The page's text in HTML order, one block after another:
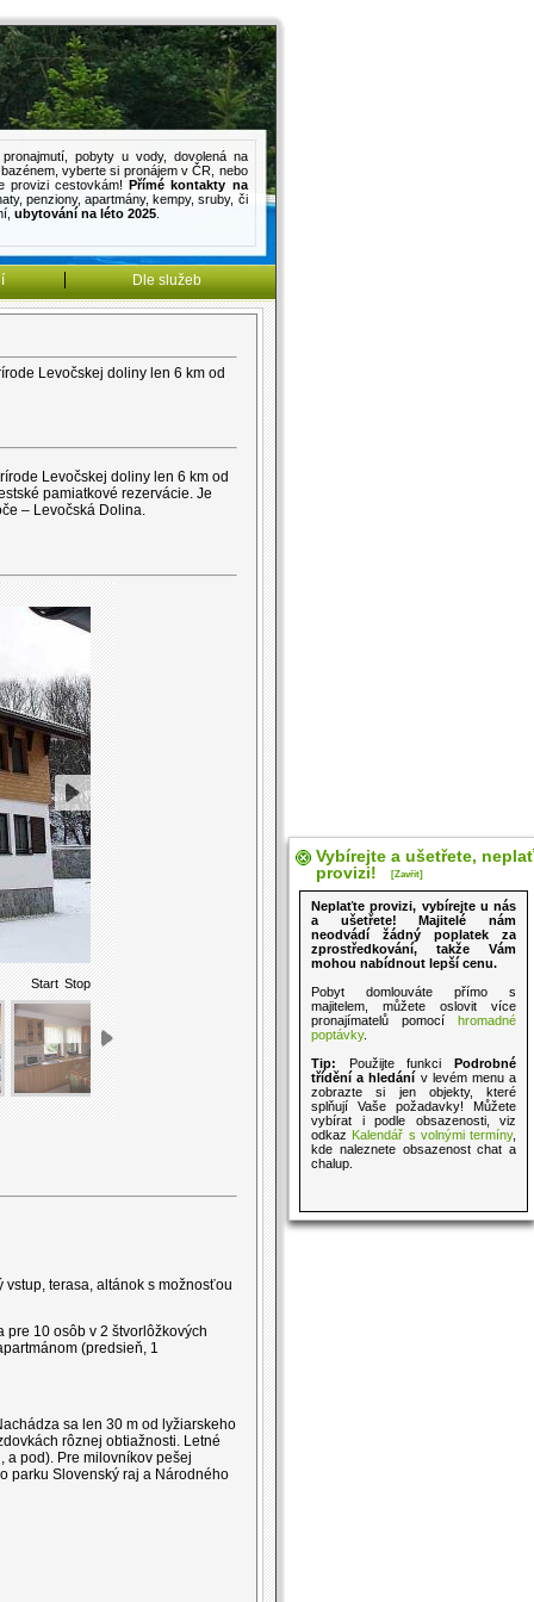
, pobyty u vody, dovolená na
, vyberte si pronájem v ČR, nebo
provizi cestovkám!Přímé kontakty na
, penziony,apartmány,kempy,sruby, či
, ubytování na léto 2025.
Dle služeb
Levočskej doliny len 6 km od
Levočskej doliny len 6 km od
pamiatkové rezervácie. Je
– Levočská Dolina.
Start Stop
vstup, terasa, altánok s možnosťou
10 osôb v 2 štvorlôžkových
(predsieň, 1
sa len 30 m od lyžiarskeho
rôznej obtiažnosti. Letné
a pod). Pre milovníkov pešej
parku Slovenský raj a Národného
Vybírejte a ušetřete,
provizi!
[Zavřít]
Neplaťte provizi, vybírejte u nás
a ušetřete! Majitelé nám
neodvádí žádný poplatek za
zprostředkování, takže Vám
mohou nabídnout lepší cenu.
Pobyt domlouváte přímo s
majitelem, můžete oslovit více
pronajímatelů pomocí hromadné
poptávky.
Tip: Použijte funkci Podrobné
třídění a hledání v levém menu a
zobrazte si jen objekty, které
splňují Vaše požadavky! Můžete
vybírat i podle obsazenosti, viz
odkaz Kalendář s volnými termíny,
kde naleznete obsazenost chat a
chalup.